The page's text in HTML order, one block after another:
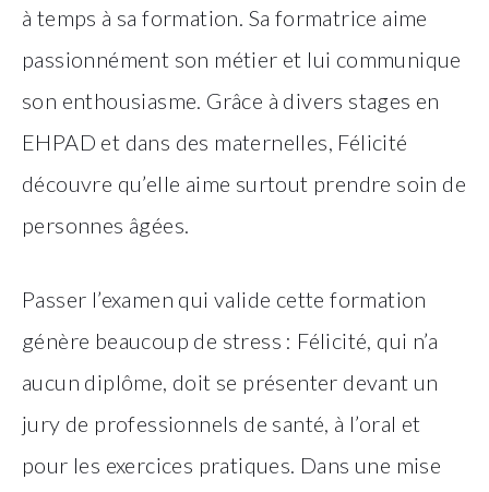
à temps à sa formation. Sa formatrice aime
passionnément son métier et lui communique
son enthousiasme. Grâce à divers stages en
EHPAD et dans des maternelles, Félicité
découvre qu’elle aime surtout prendre soin de
personnes âgées.
Passer l’examen qui valide cette formation
génère beaucoup de stress : Félicité, qui n’a
aucun diplôme, doit se présenter devant un
jury de professionnels de santé, à l’oral et
pour les exercices pratiques. Dans une mise